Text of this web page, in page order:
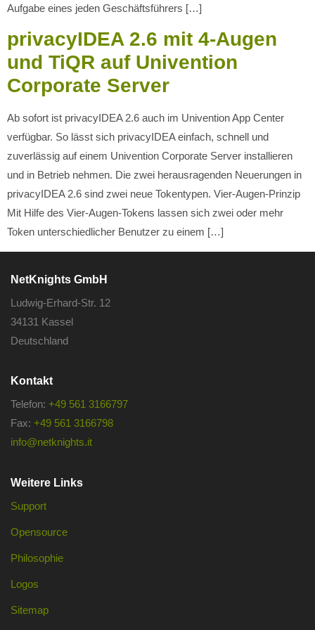
Aufgabe eines jeden Geschäftsführers […]
privacyIDEA 2.6 mit 4-Augen
und TiQR auf Univention
Corporate Server
Ab sofort ist privacyIDEA 2.6 auch im Univention App Center
verfügbar. So lässt sich privacyIDEA einfach, schnell und
zuverlässig auf einem Univention Corporate Server installieren
und in Betrieb nehmen. Die zwei herausragenden Neuerungen in
privacyIDEA 2.6 sind zwei neue Tokentypen. Vier-Augen-Prinzip
Mit Hilfe des Vier-Augen-Tokens lassen sich zwei oder mehr
Token unterschiedlicher Benutzer zu einem […]
NetKnights GmbH
Ludwig-Erhard-Str. 12
34131 Kassel
Deutschland
Kontakt
Telefon: +49 561 3166797
Fax: +49 561 3166798
info@netknights.it
Weitere Links
Support
Opensource
Philosophie
Logos
Sitemap